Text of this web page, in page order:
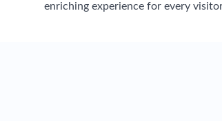
enriching experience for every